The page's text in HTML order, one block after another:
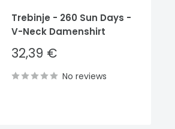
Trebinje - 260 Sun Days -
V-Neck Damenshirt
Sale
price
32,39 €
No reviews